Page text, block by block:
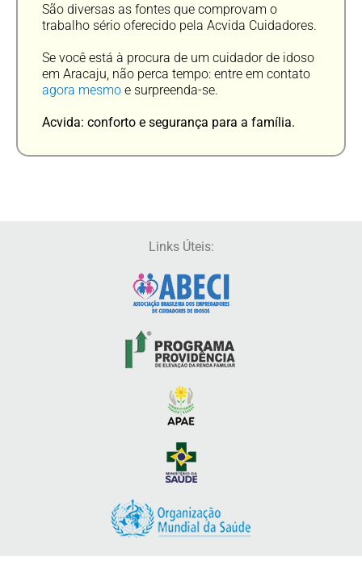
São diversas as fontes que comprovam o
trabalho sério oferecido pela Acvida Cuidadores.
Se você está à procura de um cuidador de idoso
em Aracaju, não perca tempo: entre em contato
agora mesmo e surpreenda-se.
Acvida: conforto e segurança para a família.
Links Úteis: